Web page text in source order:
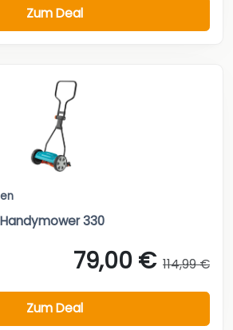
Zum Deal
330
79,00 € 114,99 €
Zum Deal